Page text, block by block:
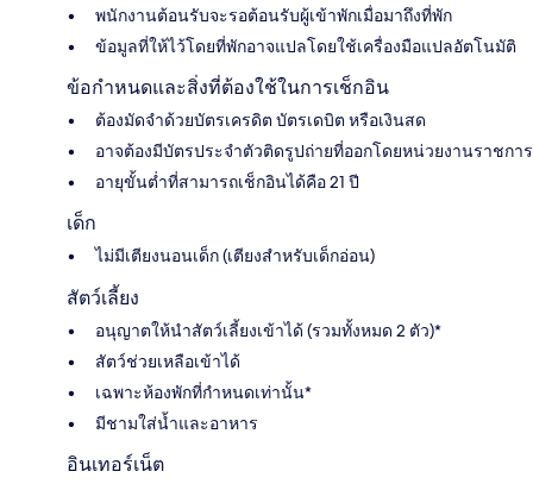
พนักงานต้อนรับจะรอต้อนรับผู้เข้าพักเมื่อมาถึงที่พัก
ข้อมูลที่ให้ไว้โดยที่พักอาจแปลโดยใช้เครื่องมือแปลอัตโนมัติ
ข้อกำหนดและสิ่งที่ต้องใช้ในการเช็กอิน
ต้องมัดจำด้วยบัตรเครดิต บัตรเดบิต หรือเงินสด
อาจต้องมีบัตรประจำตัวติดรูปถ่ายที่ออกโดยหน่วยงานราชการ
อายุขั้นต่ำที่สามารถเช็กอินได้คือ 21 ปี
เด็ก
ไม่มีเตียงนอนเด็ก (เตียงสำหรับเด็กอ่อน)
สัตว์เลี้ยง
อนุญาตให้นำสัตว์เลี้ยงเข้าได้ (รวมทั้งหมด 2 ตัว)*
สัตว์ช่วยเหลือเข้าได้
เฉพาะห้องพักที่กำหนดเท่านั้น*
มีชามใส่น้ำและอาหาร
อินเทอร์เน็ต